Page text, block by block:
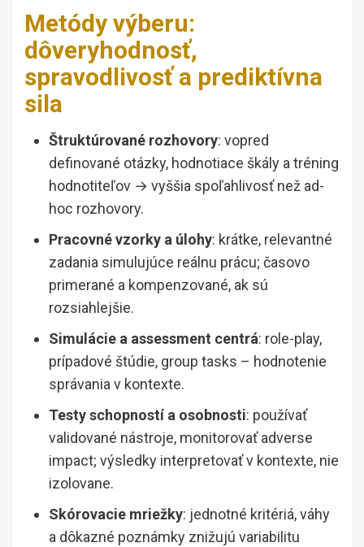
Metódy výberu:
dôveryhodnosť,
spravodlivosť a prediktívna
sila
Štruktúrované rozhovory: vopred
definované otázky, hodnotiace škály a tréning
hodnotiteľov → vyššia spoľahlivosť než ad-
hoc rozhovory.
Pracovné vzorky a úlohy: krátke, relevantné
zadania simulujúce reálnu prácu; časovo
primerané a kompenzované, ak sú
rozsiahlejšie.
Simulácie a assessment centrá: role-play,
prípadové štúdie, group tasks – hodnotenie
správania v kontexte.
Testy schopností a osobnosti: používať
validované nástroje, monitorovať adverse
impact; výsledky interpretovať v kontexte, nie
izolovane.
Skórovacie mriežky: jednotné kritériá, váhy
a dôkazné poznámky znižujú variabilitu